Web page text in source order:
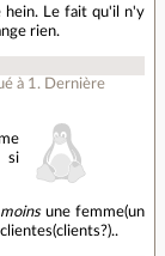
hein. Le fait qu'il n'y
rien.
à 1 . Dernière
si
une femme(un